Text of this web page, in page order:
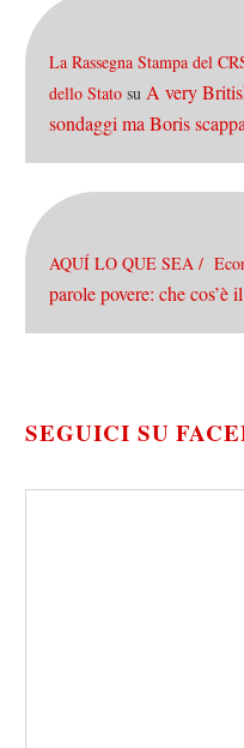
La Rassegna Stampa del
dello Stato su A very
sondaggi ma Boris
AQUÍ LO QUE SEA /
parole povere: che cos’è
SEGUICI SU